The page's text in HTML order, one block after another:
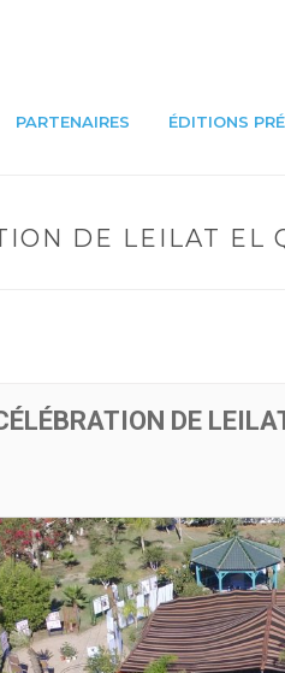
PARTENAIRES ÉDITIONS
DE LEILAT EL
DE